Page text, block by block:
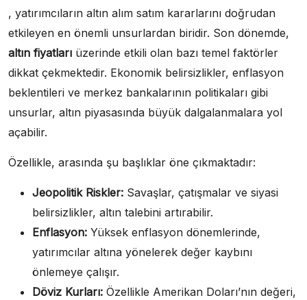
, yatırımcıların altın alım satım kararlarını doğrudan
etkileyen en önemli unsurlardan biridir. Son dönemde,
altın fiyatları üzerinde etkili olan bazı temel faktörler
dikkat çekmektedir. Ekonomik belirsizlikler, enflasyon
beklentileri ve merkez bankalarının politikaları gibi
unsurlar, altın piyasasında büyük dalgalanmalara yol
açabilir.
Özellikle, arasında şu başlıklar öne çıkmaktadır:
Jeopolitik Riskler: Savaşlar, çatışmalar ve siyasi
belirsizlikler, altın talebini artırabilir.
Enflasyon: Yüksek enflasyon dönemlerinde,
yatırımcılar altına yönelerek değer kaybını
önlemeye çalışır.
Döviz Kurları: Özellikle Amerikan Doları’nın değeri,